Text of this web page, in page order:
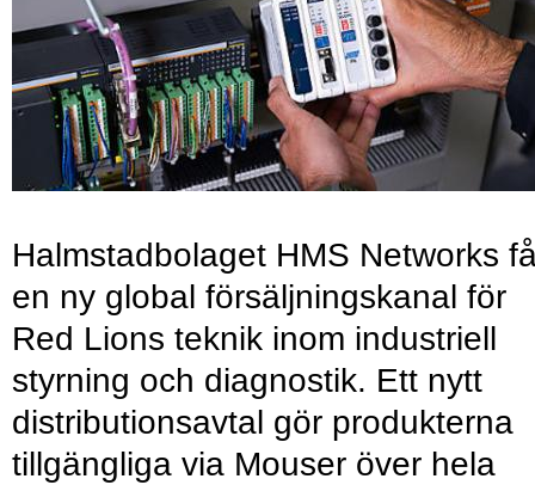
Halmstadbolaget HMS Networks
en ny global försäljningskanal för
Red Lions teknik inom industriell
styrning och diagnostik. Ett nytt
distributionsavtal gör produkterna
tillgängliga via Mouser över hela